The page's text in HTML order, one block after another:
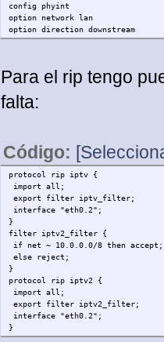
config phyint
option network lan
option direction downstream
Para el rip tengo
falta:
Código:
protocol rip iptv {
import all;
export filter iptv_filter;
interface "eth0.2";
}
filter iptv2_filter {
if net ~ 10.0.0.0/8 then accept;
else reject;
}
protocol rip iptv2 {
import all;
export filter iptv2_filter;
interface "eth0.2";
}